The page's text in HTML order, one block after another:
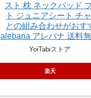
スト 枕 ネックパッド
ト ジュニアシート チ
との組み合わせがおす
alebana アレバナ 送料
YoiTabiストア
楽天